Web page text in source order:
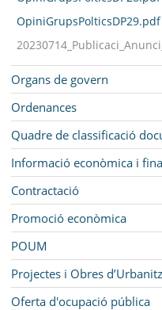
OpiniGrupsPolticsDP29.pdf
Organs de govern
Ordenances
Quadre de classificació
Informació econòmica i
Contractació
Promoció econòmica
POUM
Projectes i Obres
Oferta d'ocupació pública